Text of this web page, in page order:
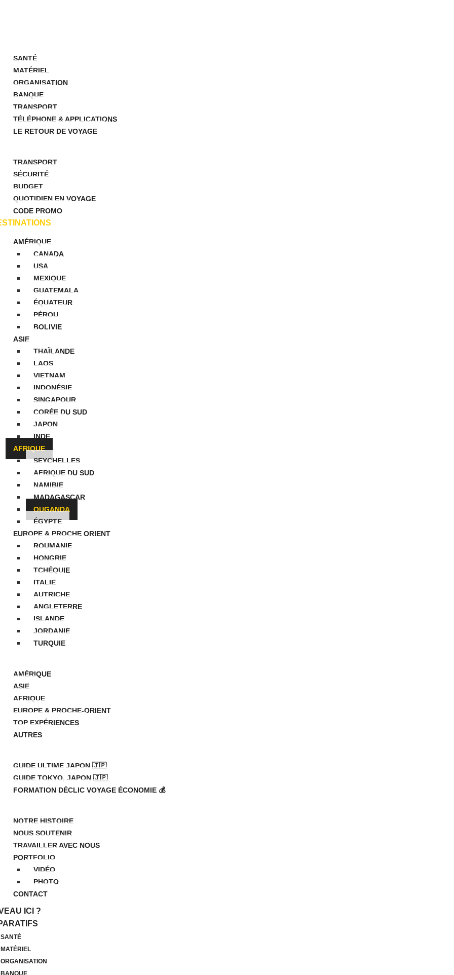
SANTÉ
MATÉRIEL
ORGANISATION
BANQUE
TRANSPORT
TÉLÉPHONE & APPLICATIONS
LE RETOUR DE VOYAGE
TRANSPORT
SÉCURITÉ
BUDGET
QUOTIDIEN EN VOYAGE
CODE PROMO
AMÉRIQUE
CANADA
USA
MEXIQUE
GUATEMALA
ÉQUATEUR
PÉROU
BOLIVIE
ASIE
THAÏLANDE
LAOS
VIETNAM
INDONÉSIE
SINGAPOUR
CORÉE DU SUD
JAPON
INDE
AFRIQUE
SEYCHELLES
AFRIQUE DU SUD
NAMIBIE
MADAGASCAR
OUGANDA
ÉGYPTE
EUROPE & PROCHE ORIENT
ROUMANIE
HONGRIE
TCHÉQUIE
ITALIE
AUTRICHE
ANGLETERRE
ISLANDE
JORDANIE
TURQUIE
AMÉRIQUE
ASIE
AFRIQUE
EUROPE & PROCHE-ORIENT
TOP EXPÉRIENCES
AUTRES
GUIDE ULTIME JAPON 🇯🇵
GUIDE TOKYO, JAPON 🇯🇵
FORMATION DÉCLIC VOYAGE ÉCONOMIE 💰
NOTRE HISTOIRE
NOUS SOUTENIR
TRAVAILLER AVEC NOUS
PORTFOLIO
VIDÉO
PHOTO
CONTACT
ICI ?
SANTÉ
MATÉRIEL
ORGANISATION
BANQUE